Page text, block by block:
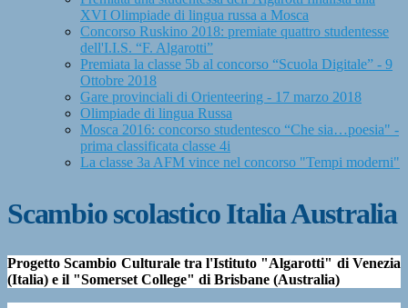
XVI Olimpiade di lingua russa a Mosca
Concorso Ruskino 2018: premiate quattro studentesse
dell'I.I.S. “F. Algarotti”
Premiata la classe 5b al concorso “Scuola Digitale” - 9
Ottobre 2018
Gare provinciali di Orienteering - 17 marzo 2018
Olimpiade di lingua Russa
Mosca 2016: concorso studentesco “Che sia…poesia" -
prima classificata classe 4i
La classe 3a AFM vince nel concorso "Tempi moderni"
Scambio scolastico Italia Australia
Progetto Scambio Culturale tra l'Istituto "Algarotti" di Venezia
(Italia) e il "Somerset College" di Brisbane (Australia)